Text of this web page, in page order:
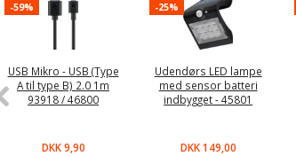
-59%
USB Mikro - USB (Type
A til type B) 2.0 1m
93918 / 46800
DKK 9,90
-25%
Udendørs LED lampe
med sensor batteri
indbygget - 45801
DKK 149,00